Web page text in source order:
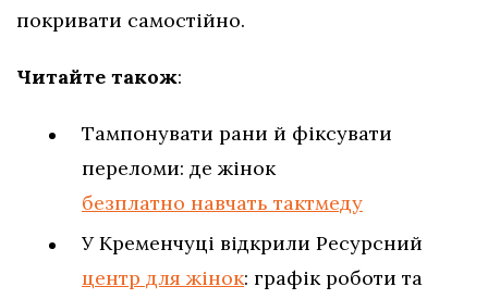
покривати самостійно.
Читайте також:
Тампонувати рани й фіксувати
переломи: де жінок
безплатно навчать тактмеду
У Кременчуці відкрили Ресурсний
центр для жінок: графік роботи та